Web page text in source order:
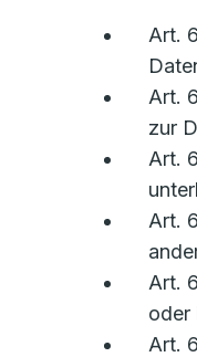
Art.
Art.
zur
Art.
Art.
Art.
oder
Art.